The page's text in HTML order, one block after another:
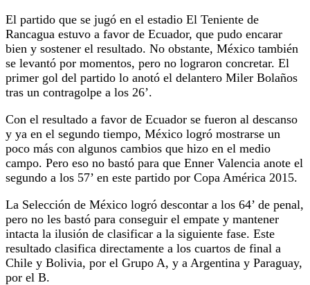
El partido que se jugó en el estadio El Teniente de
Rancagua estuvo a favor de Ecuador, que pudo encarar
bien y sostener el resultado. No obstante, México también
se levantó por momentos, pero no lograron concretar. El
primer gol del partido lo anotó el delantero Miler Bolaños
tras un contragolpe a los 26’.
Con el resultado a favor de Ecuador se fueron al descanso
y ya en el segundo tiempo, México logró mostrarse un
poco más con algunos cambios que hizo en el medio
campo. Pero eso no bastó para que Enner Valencia anote el
segundo a los 57’ en este partido por Copa América 2015.
La Selección de México logró descontar a los 64’ de penal,
pero no les bastó para conseguir el empate y mantener
intacta la ilusión de clasificar a la siguiente fase. Este
resultado clasifica directamente a los cuartos de final a
Chile y Bolivia, por el Grupo A, y a Argentina y Paraguay,
por el B.